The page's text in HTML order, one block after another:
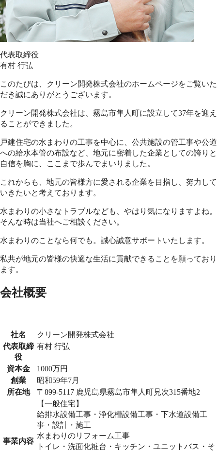
代表取締役
有村 行弘
このたびは、クリーン開発株式会社のホームページをご覧いた
だき誠にありがとうございます。
クリーン開発株式会社は、霧島市隼人町に設立して37年を迎え
ることができました。
戸建住宅の水まわりの工事を中心に、公共施設の管工事や公道
への給水本管の布設など、地元に密着した企業としての誇りと
自信を胸に、ここまで歩んでまいりました。
これからも、地元の皆様方に愛される企業を目指し、努力して
いきたいと考えております。
水まわりの小さなトラブルなども、やはり気になりますよね。
そんな時は当社へご相談ください。
水まわりのことなら何でも。誠心誠意サポートいたします。
私共が地元の皆様の快適な生活に貢献できることを願っており
ます。
会社概要
社名
クリーン開発株式会社
代表取締
役
有村 行弘
資本金
1000万円
創業
昭和59年7月
所在地
〒899-5117 鹿児島県霧島市隼人町見次315番地2
事業内容
【一般住宅】
給排水設備工事・浄化槽設備工事・下水道設備工
事・設計・施工
水まわりのリフォーム工事
トイレ・洗面化粧台・キッチン・ユニットバス・そ